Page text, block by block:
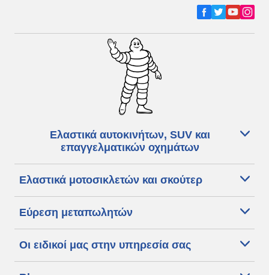
Ελαστικά αυτοκινήτων, SUV και
επαγγελματικών οχημάτων
Ελαστικά μοτοσικλετών και σκούτερ
Εύρεση μεταπωλητών
Οι ειδικοί μας στην υπηρεσία σας